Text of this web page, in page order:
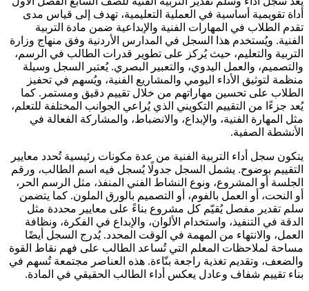
أداة تقويمية أساسية في العملية التعليمية، تهدف إلى قياس مدى
تقدم الطلاب في المهارات الفنية والإبداعية ضمن مادة التربية
الفنية. ويُستخدم هذا السجل في المدارس الأردنية وفق منهاج وزارة
التربية والتعليم، حيث يُركز على تطوير قدرات الطالب في الرسم،
والتصميم، والعمل اليدوي، والتعبير البصري. يُعتبر السجل وسيلة
منظمة لتوثيق الأداء اليومي والمشاريع الفنية، ويُسهم في تحفيز
الطلاب على تحسين مهاراتهم من خلال تقييم دقيق ومستمر. كما
يُعد جزءًا من التقييم التكويني الذي يُراعي الجوانب المختلفة للتعلم،
مثل المهارة الفنية، والإبداع، والانضباط، والمشاركة الفعالة في
الأنشطة الصفية.
يتكون سجل أداء التربية الفنية من عدة مكونات رئيسية تُحدد معايير
التقييم بوضوح. يشمل السجل جدولًا يُسجل فيه اسم الطالب، ورقم
الجلسة أو المشروع، ونوع النشاط الفني المنفذ، مثل الرسم الحر،
أو النحت، أو العمل بالفوم، أو التصميم بالورق الملون. كما يتضمن
سلم تقدير مفصل يُقيّم كل مشروع بناءً على معايير محددة مثل
الدقة في التنفيذ، واستخدام الألوان، والإبداع في الفكرة، ونظافة
العمل، والانتهاء من المهمة في الوقت المحدد. يُدرج السجل أيضًا
مساحة لملاحظات المعلم التي تُساعد الطالب على فهم نقاط القوة
والضعف، وتقديم تغذية راجعة بنّاءة. هذه العناصر مجتمعة تُسهم في
بناء تقييم شفاف وعادل يعكس أداء الطالب الحقيقي في المادة.